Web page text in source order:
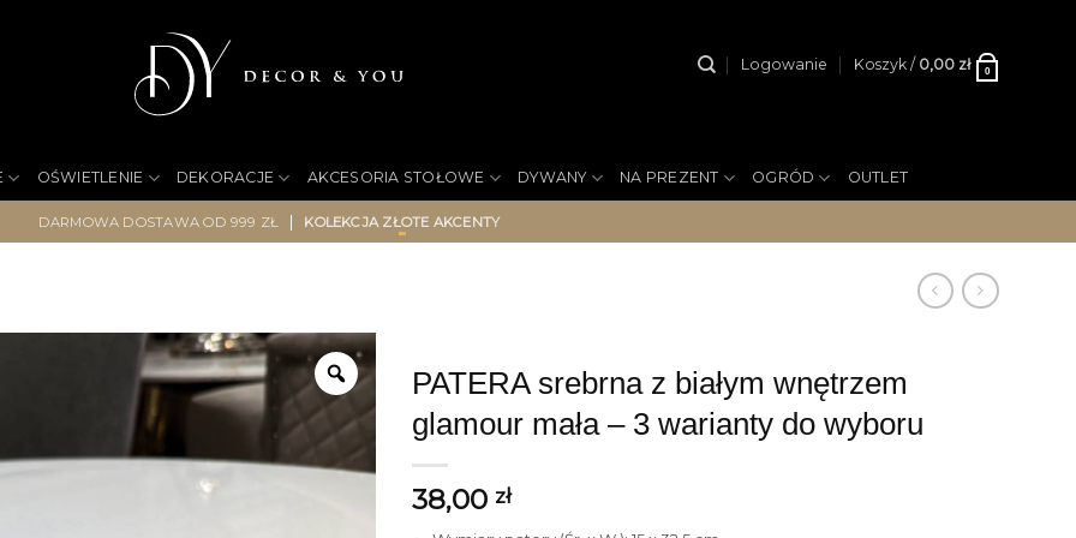
Logowanie Koszyk / 0,00 zł 0
OŚWIETLENIE DEKORACJE AKCESORIA STOŁOWE DYWANY NA PREZENT OGRÓD OUTLET
DARMOWA DOSTAWA OD 999 ZŁ | KOLEKCJA ZŁOTE AKCENTY
PATERA srebrna z białym wnętrzem
glamour mała – 3 warianty do wyboru
38,00 zł